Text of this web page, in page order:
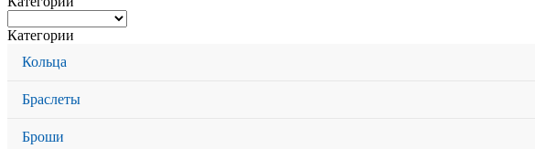
Категории
Кольца
Браслеты
Броши